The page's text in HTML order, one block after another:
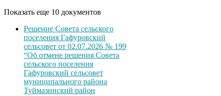
Показать еще 10 документов
Решение Совета сельского
поселения Гафуровский
сельсовет от 02.07.2026 № 199
“Об отмене решения Совета
сельского поселения
Гафуровский сельсовет
муниципального района
Туймазинский район